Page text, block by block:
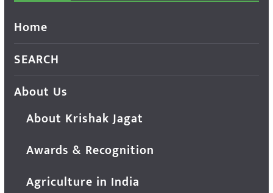
Home
SEARCH
About Us
About Krishak Jagat
Awards & Recognition
Agriculture in India